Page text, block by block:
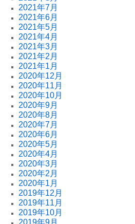
2021年7月
2021年6月
2021年5月
2021年4月
2021年3月
2021年2月
2021年1月
2020年12月
2020年11月
2020年10月
2020年9月
2020年8月
2020年7月
2020年6月
2020年5月
2020年4月
2020年3月
2020年2月
2020年1月
2019年12月
2019年11月
2019年10月
2019年9月